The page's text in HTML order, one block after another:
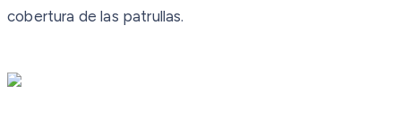
cobertura de las patrullas.